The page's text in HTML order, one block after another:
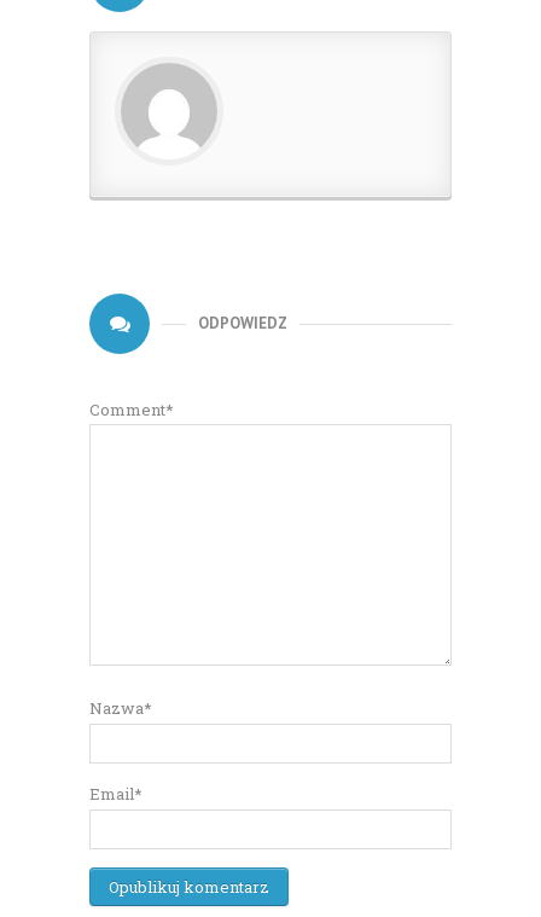
ODPOWIEDZ
Comment*
Nazwa*
Email*